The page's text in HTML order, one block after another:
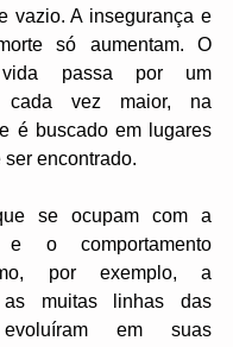
vazio. A insegurança e
só aumentam. O
passa por um
cada vez maior, na
é buscado em lugares
encontrado.
se ocupam com a
e o comportamento
por exemplo, a
muitas linhas das
evoluíram em suas